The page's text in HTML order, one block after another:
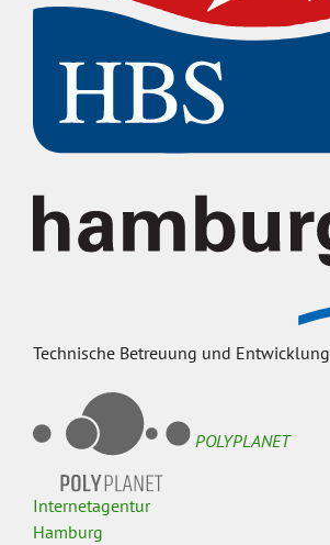
Technische Betreuung und Entwicklung
POLYPLANET
Internetagentur
Hamburg